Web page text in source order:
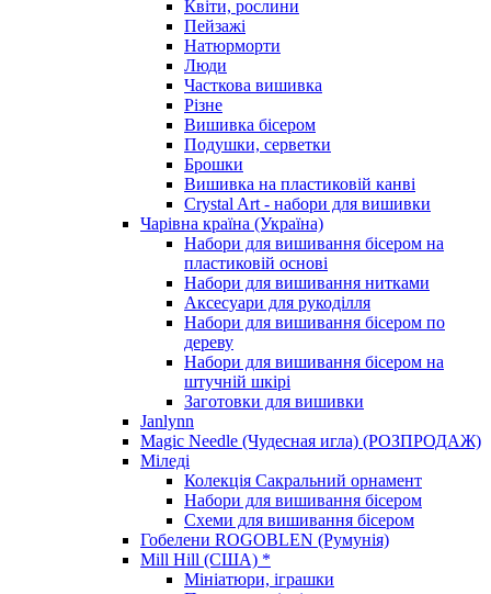
Квіти, рослини
Пейзажі
Натюрморти
Люди
Часткова вишивка
Різне
Вишивка бісером
Подушки, серветки
Брошки
Вишивка на пластиковій канві
Crystal Art - набори для вишивки
Чарівна країна (Україна)
Набори для вишивання бісером на
пластиковій основі
Набори для вишивання нитками
Аксесуари для рукоділля
Набори для вишивання бісером по
дереву
Набори для вишивання бісером на
штучній шкірі
Заготовки для вишивки
Janlynn
Magic Needle (Чудесная игла) (РОЗПРОДАЖ)
Міледі
Колекція Сакральний орнамент
Набори для вишивання бісером
Схеми для вишивання бісером
Гобелени ROGOBLEN (Румунія)
Mill Hill (США) *
Мініатюри, іграшки